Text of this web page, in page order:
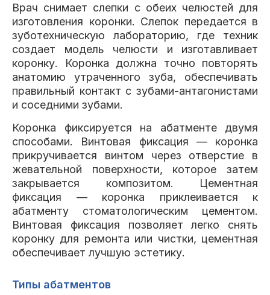
Врач снимает слепки с обеих челюстей для
изготовления коронки. Слепок передается в
зуботехническую лабораторию, где техник
создает модель челюсти и изготавливает
коронку. Коронка должна точно повторять
анатомию утраченного зуба, обеспечивать
правильный контакт с зубами-антагонистами
и соседними зубами.
Коронка фиксируется на абатменте двумя
способами. Винтовая фиксация — коронка
прикручивается винтом через отверстие в
жевательной поверхности, которое затем
закрывается композитом. Цементная
фиксация — коронка приклеивается к
абатменту стоматологическим цементом.
Винтовая фиксация позволяет легко снять
коронку для ремонта или чистки, цементная
обеспечивает лучшую эстетику.
Типы абатментов